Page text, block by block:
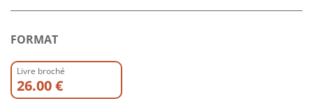
FORMAT
Livre broché
26.00 €